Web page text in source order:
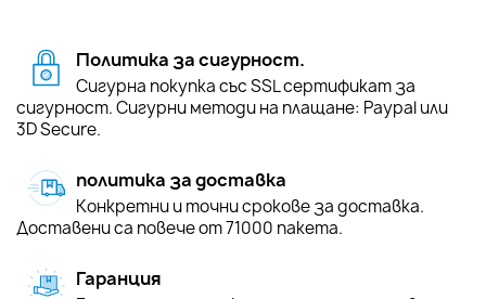
Политика за сигурност.
Сигурна покупка със SSL сертификат за
сигурност. Сигурни методи на плащане: Paypal или
3D Secure.
политика за доставка
Конкретни и точни срокове за доставка.
Доставени са повече от 71000 пакета.
Гаранция